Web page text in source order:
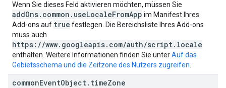
Wenn Sie dieses Feld aktivieren möchten, müssen Sie
addOns.common.useLocaleFromApp im Manifest Ihres
Add-ons auf true festlegen. Die Bereichsliste Ihres Add-ons
muss auch
https://www.googleapis.com/auth/script.locale
enthalten. Weitere Informationen finden Sie unterAuf das
Gebietsschema und die Zeitzone des Nutzers zugreifen
commonEventObject. timeZone